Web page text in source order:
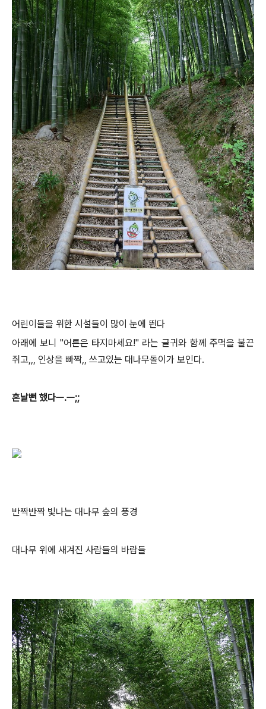
어린이들을 위한 시설들이 많이 눈에 띈다
아래에 보니 "어른은 타지마세요!" 라는 글귀와 함께 주먹을 불끈
쥐고,,, 인상을 빠짝,, 쓰고있는 대나무돌이가 보인다.
혼날뻔 했다ㅡ.ㅡ;;
반짝반짝 빛나는 대나무 숲의 풍경
대나무 위에 새겨진 사람들의 바람들